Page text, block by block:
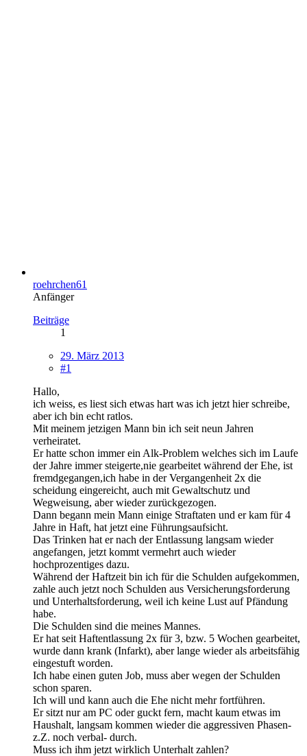
roehrchen61
Anfänger
Beiträge
1
29. März 2013
#1
Hallo,
ich weiss, es liest sich etwas hart was ich jetzt hier schreibe,
aber ich bin echt ratlos.
Mit meinem jetzigen Mann bin ich seit neun Jahren
verheiratet.
Er hatte schon immer ein Alk-Problem welches sich im Laufe
der Jahre immer steigerte,nie gearbeitet während der Ehe, ist
fremdgegangen,ich habe in der Vergangenheit 2x die
scheidung eingereicht, auch mit Gewaltschutz und
Wegweisung, aber wieder zurückgezogen.
Dann begann mein Mann einige Straftaten und er kam für 4
Jahre in Haft, hat jetzt eine Führungsaufsicht.
Das Trinken hat er nach der Entlassung langsam wieder
angefangen, jetzt kommt vermehrt auch wieder
hochprozentiges dazu.
Während der Haftzeit bin ich für die Schulden aufgekommen,
zahle auch jetzt noch Schulden aus Versicherungsforderung
und Unterhaltsforderung, weil ich keine Lust auf Pfändung
habe.
Die Schulden sind die meines Mannes.
Er hat seit Haftentlassung 2x für 3, bzw. 5 Wochen gearbeitet,
wurde dann krank (Infarkt), aber lange wieder als arbeitsfähig
eingestuft worden.
Ich habe einen guten Job, muss aber wegen der Schulden
schon sparen.
Ich will und kann auch die Ehe nicht mehr fortführen.
Er sitzt nur am PC oder guckt fern, macht kaum etwas im
Haushalt, langsam kommen wieder die aggressiven Phasen-
z.Z. noch verbal- durch.
Muss ich ihm jetzt wirklich Unterhalt zahlen?